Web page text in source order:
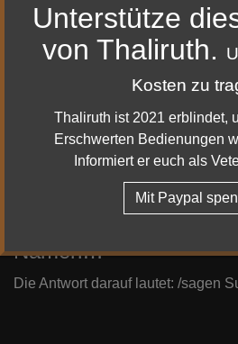
Ich bin der
Die Antwort darauf lautet: /sagen
Ich bin der Anfang und
Namen…
Die Antwort darauf lautet: /sagen
Unterstütze
von Thaliruth.
Kosten zu
Thaliruth ist 2021 erblindet,
Erschwerten Bedienungen
Informiert er euch als
Mit Paypal